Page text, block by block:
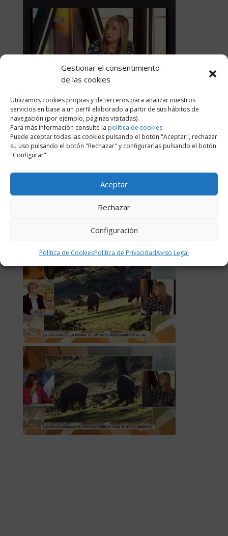
Gestionar el consentimiento
de las cookies
Utilizamos cookies propias y de terceros para analizar nuestros
servicios en base a un perfil elaborado a partir de sus hábitos de
navegación (por ejemplo, páginas visitadas).
Para más información consulte la política de cookies.
Puede aceptar todas las cookies pulsando el botón "Aceptar", rechazar
su uso pulsando el botón "Rechazar" y configurarlas pulsando el botón
"Configurar".
Aceptar
Rechazar
Configuración
Política de CookiesPolítica de PrivacidadAviso Legal